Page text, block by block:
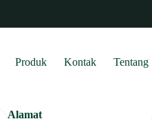
Produk Kontak Tentang
Alamat